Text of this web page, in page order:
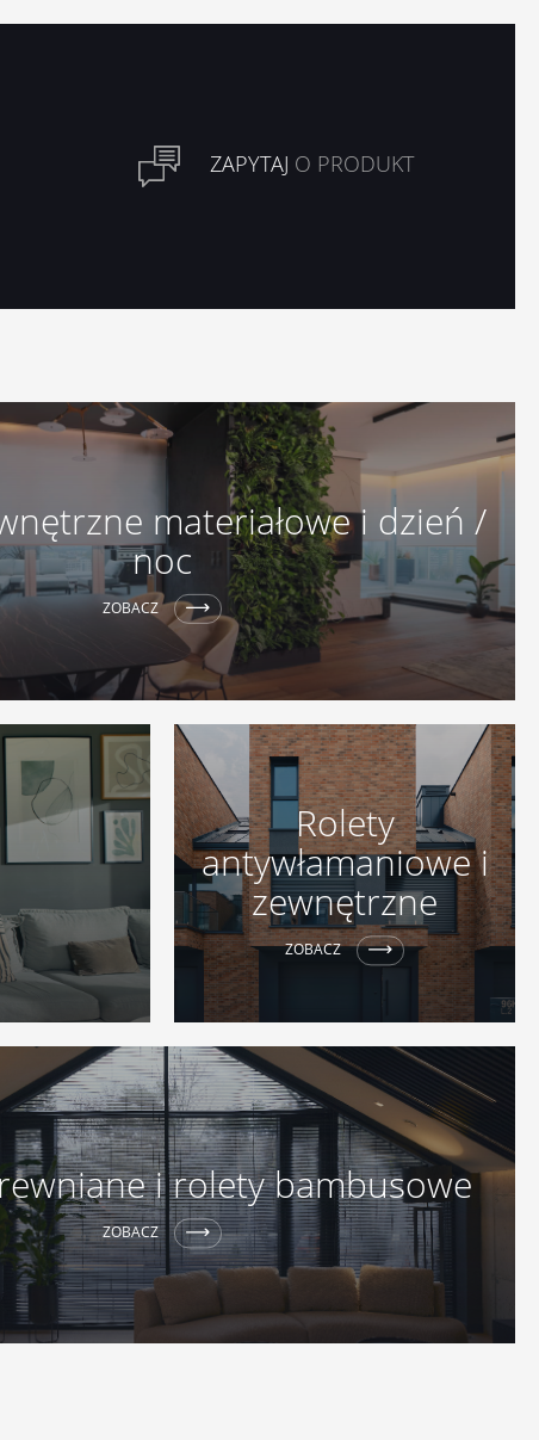
ZAPYTAJ O PRODUKT
materiałowe i dzień /
noc
ZOBACZ
Rolety
antywłamaniowe i
zewnętrzne
ZOBACZ
i rolety bambusowe
ZOBACZ